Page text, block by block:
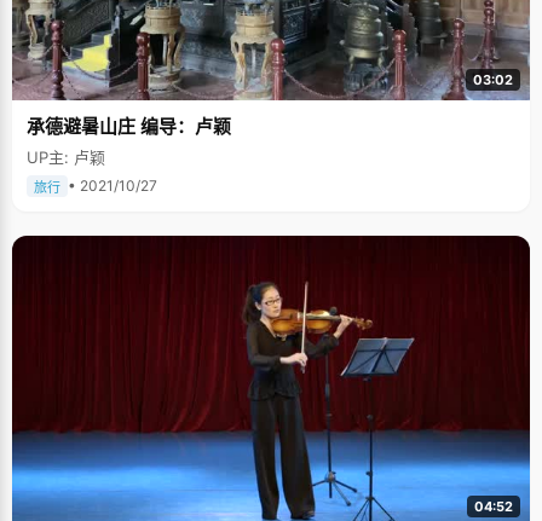
03:02
承德避暑山庄 编导：卢颖
UP主: 卢颖
旅行 • 2021/10/27
04:52